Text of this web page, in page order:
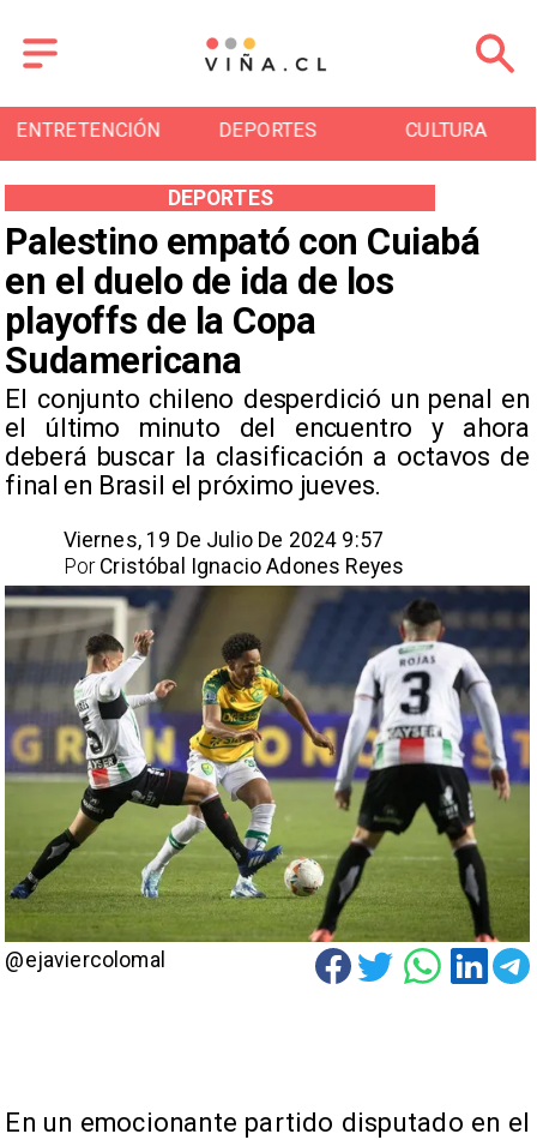
DEPORTES CULTURA TURISMO
Palestino empató con Cuiabá
en el duelo de ida de los
playoffs de la Copa
Sudamericana
​El conjunto chileno desperdició un penal en
el último minuto del encuentro y ahora
deberá buscar la clasificación a octavos de
final en Brasil el próximo jueves.
DEPORTES
Viernes, 19 De Julio De 2024 9:57
Cristóbal Ignacio Adones Reyes
Por
@ejaviercolomal
En un emocionante partido disputado en el